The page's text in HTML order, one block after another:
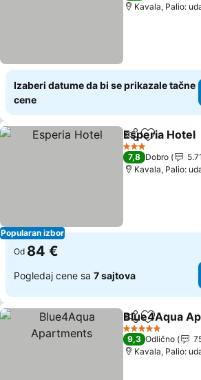
Kavala, Palio:
Izaberi datume da bi se prikazale tačne
cene
Popularan izbor
Deli Dodati u
Esperia Hotel
3 Zvezdice
7,8 Dobro
Kavala, Palio:
Od 84 €
Pogledaj cene sa 7 sajtova
Deli Dodati u
Blue4Aqua
5 Zvezdice
9,3 Odlično
Kavala, Palio: